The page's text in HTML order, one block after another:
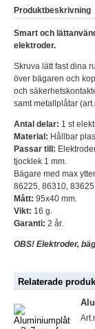
Produktbeskrivning
Smart och
elektroder.
Skruva lätt fast dina
över bägaren och
och
samt metallplåtar
Antal delar: 1 st
Material: Hållbar
Passar till:
tjocklek 1 mm.
Bägare med max
86225, 86310,
Mått: 95x40 mm.
Vikt: 16 g.
Garanti: 2 år.
OBS! Elektroder,
Relaterade